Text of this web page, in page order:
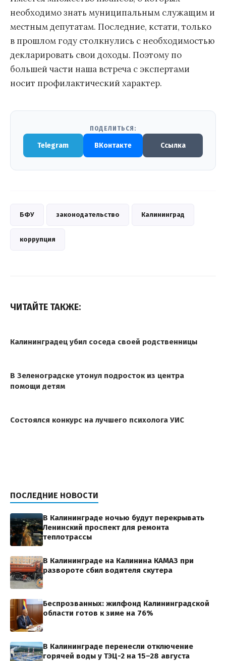
необходимо знать муниципальным служащим и
местным депутатам. Последние, кстати, только
в прошлом году столкнулись с необходимостью
декларировать свои доходы. Поэтому по
большей части наша встреча с экспертами
носит профилактический характер.
ПОДЕЛИТЬСЯ:
Telegram ВКонтакте Ссылка
БФУ законодательство Калининград
коррупция
ЧИТАЙТЕ ТАКЖЕ:
Калининградец убил соседа своей родственницы
В Зеленоградске утонул подросток из центра
помощи детям
Состоялся конкурс на лучшего психолога УИС
ПОСЛЕДНИЕ НОВОСТИ
В Калининграде ночью будут перекрывать
Ленинский проспект для ремонта
теплотрассы
В Калининграде на Калинина КАМАЗ при
развороте сбил водителя скутера
Беспрозванных: жилфонд Калининградской
области готов к зиме на 76%
В Калининграде перенесли отключение
горячей воды у ТЭЦ-2 на 15–28 августа